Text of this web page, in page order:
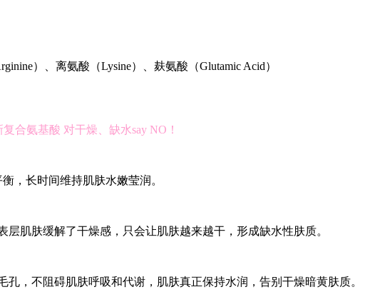
）、离氨酸（Lysine）、麸氨酸（Glutamic Acid）
合氨基酸 对干燥、缺水say NO！
，长时间维持肌肤水嫩莹润。
肌肤缓解了干燥感，只会让肌肤越来越干，形成缺水性肤质。
，不阻碍肌肤呼吸和代谢，肌肤真正保持水润，告别干燥暗黄肤质。